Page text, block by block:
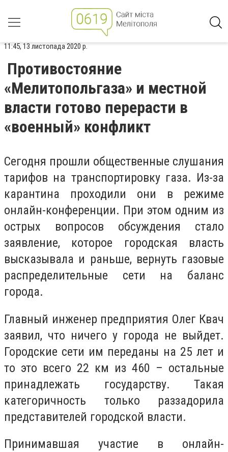
11:45, 13 листопада 2020 р.
Противостояние
«Мелитопольгаза» и местной
власти готово перерасти в
«военный» конфликт
Сегодня прошли общественные слушания
тарифов на транспортировку газа. Из-за
карантина проходили они в режиме
онлайн-конференции. При этом одним из
острых вопросов обсуждения стало
заявление, которое городская власть
высказывала и раньше, вернуть газовые
распределительные сети на баланс
города.
Главный инженер предприятия Олег Квач
заявил, что ничего у города не выйдет.
Городские сети им переданы на 25 лет и
то это всего 22 км из 460 – остальные
принадлежать государству. Такая
категоричность только раззадорила
представителей городской власти.
Принимавшая участие в онлайн-